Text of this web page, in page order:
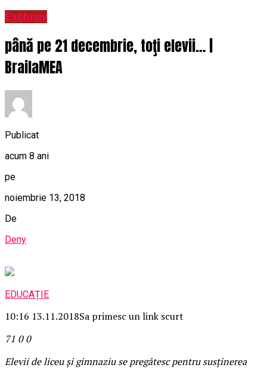
Exclusiv
până pe 21 decembrie, toţi elevii… |
BrailaMEA
Publicat
acum 8 ani
pe
noiembrie 13, 2018
De
Deny
EDUCAȚIE
10:16 13.11.2018Sa primesc un link scurt
71 00
Elevii de liceu şi gimnaziu se pregătesc pentru susţinerea